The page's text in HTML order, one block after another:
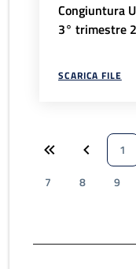
Congiuntura
3° trimestre
SCARICA FILE
1
7
8 9